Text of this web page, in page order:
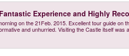
Experience and Highly
on the 21Feb. 2015. Excellent tour guide
and unhurried. Visiting the Castle itself was